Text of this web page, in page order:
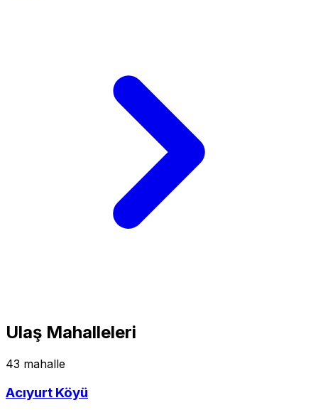
Ulaş Mahalleleri
43 mahalle
Acıyurt Köyü